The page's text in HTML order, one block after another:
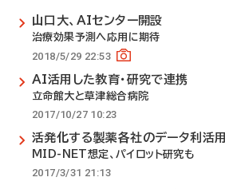
山口大、AIセンター開設
治療効果予測へ応用に期待
2018/5/29 22:53
AI活用した教育・研究で連携
立命館大と草津総合病院
2017/10/27 10:23
活発化する製薬各社のデータ利活用
MID-NET想定、パイロット研究も
2017/3/31 21:13